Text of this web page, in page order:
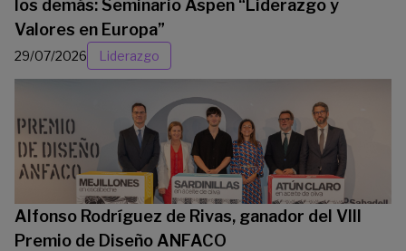
los demás: Seminario Aspen “Liderazgo y
Valores en Europa”
29/07/2026 Liderazgo
Alfonso Rodríguez de Rivas, ganador del VIII
Premio de Diseño ANFACO